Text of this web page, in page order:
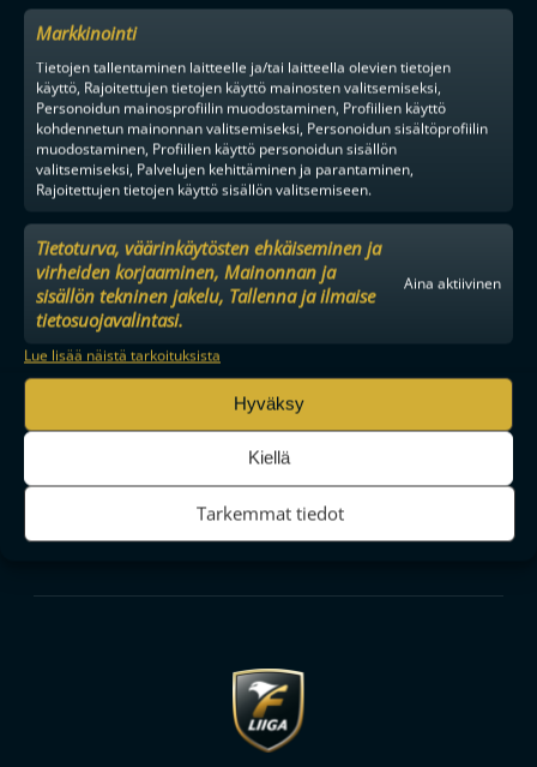
Markkinointi
Tietojen tallentaminen laitteelle ja/tai laitteella olevien tietojen
käyttö, Rajoitettujen tietojen käyttö mainosten valitsemiseksi,
Personoidun mainosprofiilin muodostaminen, Profiilien käyttö
kohdennetun mainonnan valitsemiseksi, Personoidun sisältöprofiilin
muodostaminen, Profiilien käyttö personoidun sisällön
valitsemiseksi, Palvelujen kehittäminen ja parantaminen,
Rajoitettujen tietojen käyttö sisällön valitsemiseen.
Tietoturva, väärinkäytösten ehkäiseminen ja
virheiden korjaaminen, Mainonnan ja
sisällön tekninen jakelu, Tallenna ja ilmaise
tietosuojavalintasi.
Aina aktiivinen
Lue lisää näistä tarkoituksista
Hyväksy
Kiellä
Tarkemmat tiedot